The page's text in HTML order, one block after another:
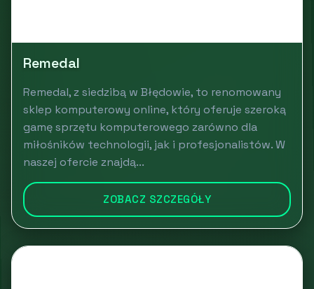
Remedal
Remedal, z siedzibą w Błędowie, to renomowany
sklep komputerowy online, który oferuje szeroką
gamę sprzętu komputerowego zarówno dla
miłośników technologii, jak i profesjonalistów. W
naszej ofercie znajdą...
ZOBACZ SZCZEGÓŁY